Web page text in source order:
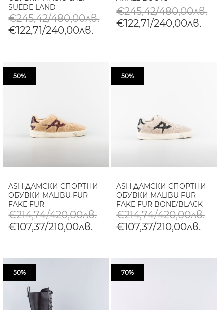
SUEDE LAND
€245,42/480,00лв.
€122,71/240,00лв.
€245,42/480,00лв.
€122,71/240,00лв.
50%
ASH ДАМСКИ СПОРТНИ
ОБУВКИ MALIBU FUR
FAKE FUR
CAMEL/BORDEAUX
€214,74/420,00лв.
€107,37/210,00лв.
50%
ASH ДАМСКИ СПОРТНИ
ОБУВКИ MALIBU FUR
FAKE FUR BONE/BLACK
€214,74/420,00лв.
€107,37/210,00лв.
50% 70%